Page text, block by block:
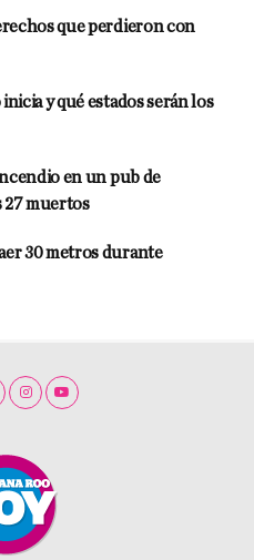
que perdieron con
y qué estados serán los
en un pub de
27 muertos
30 metros durante